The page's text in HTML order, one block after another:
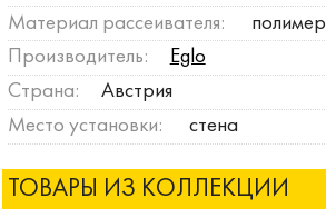
Материал рассеивателя:
полимер
Производитель:
Eglo
Страна:
Австрия
Место установки:
стена
ТОВАРЫ ИЗ КОЛЛЕКЦИИ